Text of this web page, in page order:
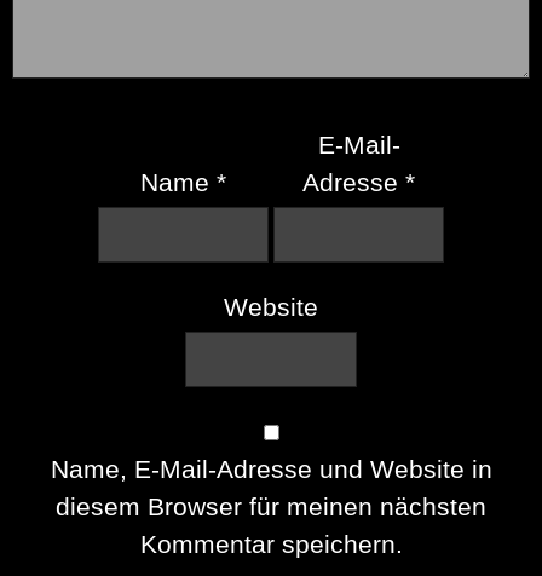
Name *
E-Mail-
Adresse*
Website
Name, E-Mail-Adresse und Website in
diesem Browser für meinen nächsten
Kommentar speichern.